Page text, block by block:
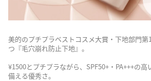
美的のプチプラベストコスメ大賞・下地部門
つ『毛穴崩れ防止下地』。
¥1500とプチプラながら、SPF50+・PA+++の
備える優秀さ。